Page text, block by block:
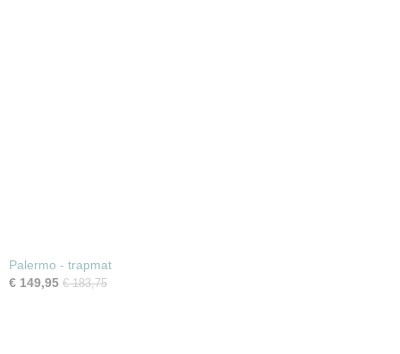
Palermo - trapmat
€ 149,95 € 183,75